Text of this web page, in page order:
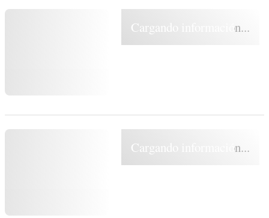
Cargando información...
Cargando información...